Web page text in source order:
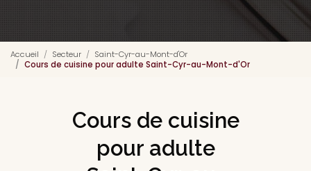
Accueil Secteur
Saint-Cyr-au-Mont-d'Or
Cours de cuisine pour adulte Saint-Cyr-au-Mont-d'Or
Cours de cuisine
pour adulte